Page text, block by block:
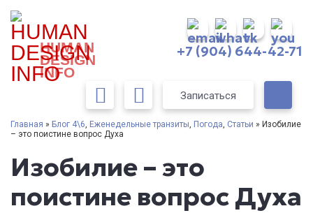
HUMAN
DESIGN
INFO
+7 (904) 644-42-71
Записаться
Главная » Блог 4\6, Еженедельные транзиты, Погода, Статьи » Изобилие
– это поистине вопрос Духа
Изобилие – это
поистине вопрос Духа